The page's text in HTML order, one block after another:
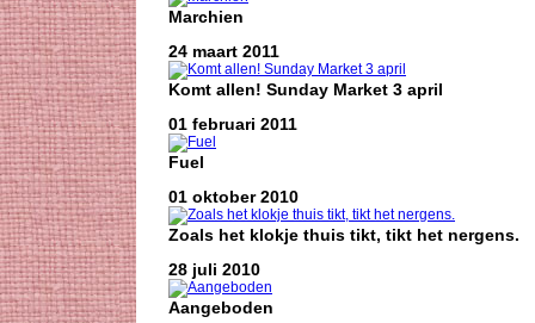
Marchien
24 maart 2011
Komt allen! Sunday Market 3 april
01 februari 2011
Fuel
01 oktober 2010
Zoals het klokje thuis tikt, tikt het nergens.
28 juli 2010
Aangeboden